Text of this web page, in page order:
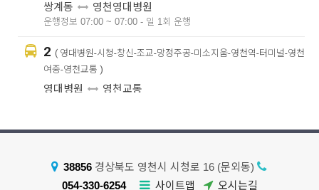
쌍계동 영천영대병원
운행정보 07:00 ~ 07:00 - 일 1회 운행
2 ( 영대병원-시청-창신-조교-망정주공-미소지움-영천역-터미널-영천
여중-영천교통 )
영대병원 영천교통
2-1( 영대병원-시청-창신-조교-망정주공-미소지움-영천역-터미널-영
영천영대병원 영천영대병원
운행정보 13:37 ~ 16:51 - 일 2회 운행
38856경상북도 영천시 시청로 16 (문외동)
054-330-6254
사이트맵 오시는길